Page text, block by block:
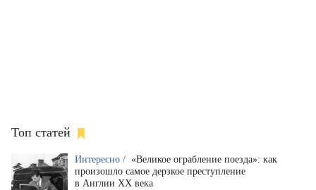
Топ статей
Интересно / «Великое ограбление поезда»: как
произошло самое дерзкое преступление
в Англии XX века